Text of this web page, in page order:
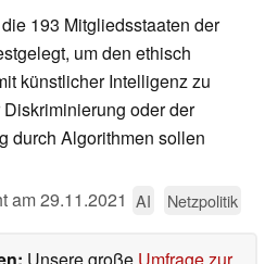
193 Mitgliedsstaaten der
um den ethisch
künstlicher Intelligenz zu
oder der
durch Algorithmen sollen
am29.11.2021 AI Netzpolitik